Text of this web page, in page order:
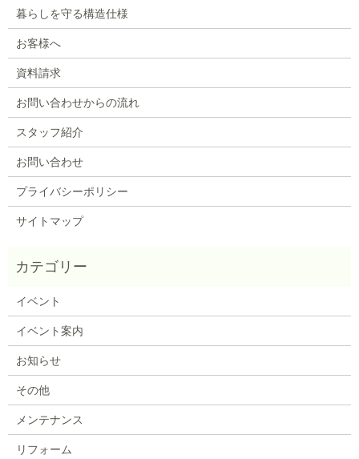
暮らしを守る構造仕様
お客様へ
資料請求
お問い合わせからの流れ
スタッフ紹介
お問い合わせ
プライバシーポリシー
サイトマップ
イベント
イベント案内
お知らせ
その他
メンテナンス
リフォーム